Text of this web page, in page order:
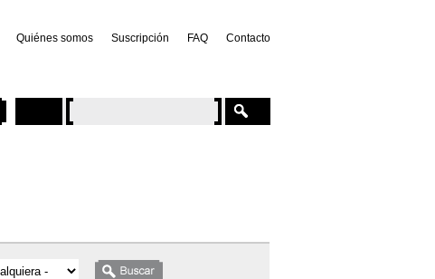
Quiénes somos Suscripción FAQ Contacto